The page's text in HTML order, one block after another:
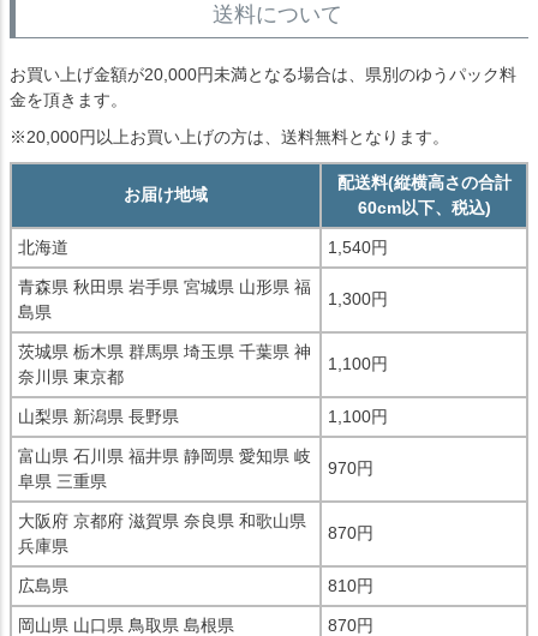
送料について
お買い上げ金額が20,000円未満となる場合は、県別のゆうパック料
金を頂きます。
※20,000円以上お買い上げの方は、送料無料となります。
お届け地域
配送料(縦横高さの合計
60cm以下、税込)
北海道 1,540円
青森県 秋田県 岩手県 宮城県 山形県 福
島県
1,300円
茨城県 栃木県 群馬県 埼玉県 千葉県 神
奈川県 東京都
1,100円
山梨県 新潟県 長野県 1,100円
富山県 石川県 福井県 静岡県 愛知県 岐
阜県 三重県
970円
大阪府 京都府 滋賀県 奈良県 和歌山県
兵庫県
870円
広島県 810円
岡山県 山口県 鳥取県 島根県 870円